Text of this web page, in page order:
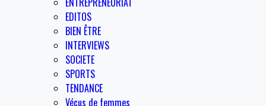
EDITOS
BIEN ÊTRE
INTERVIEWS
SOCIETE
SPORTS
TENDANCE
Vécus de femmes